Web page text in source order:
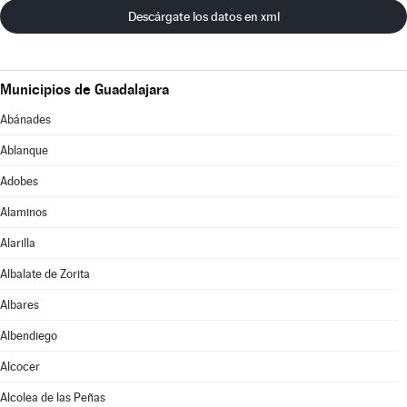
Descárgate los datos en xml
Municipios de Guadalajara
Abánades
Ablanque
Adobes
Alaminos
Alarilla
Albalate de Zorita
Albares
Albendiego
Alcocer
Alcolea de las Peñas